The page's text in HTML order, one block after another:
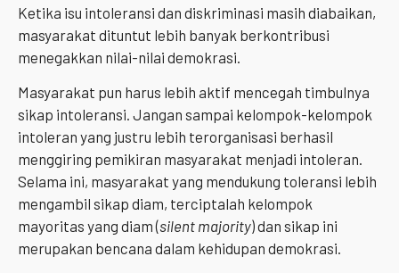
Ketika isu intoleransi dan diskriminasi masih diabaikan,
masyarakat dituntut lebih banyak berkontribusi
menegakkan nilai-nilai demokrasi.
Masyarakat pun harus lebih aktif mencegah timbulnya
sikap intoleransi. Jangan sampai kelompok-kelompok
intoleran yang justru lebih terorganisasi berhasil
menggiring pemikiran masyarakat menjadi intoleran.
Selama ini, masyarakat yang mendukung toleransi lebih
mengambil sikap diam, terciptalah kelompok
mayoritas yang diam (silent majority) dan sikap ini
merupakan bencana dalam kehidupan demokrasi.